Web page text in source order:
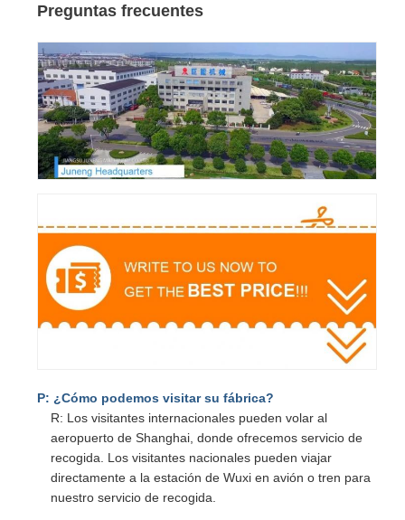
Preguntas frecuentes
P: ¿Cómo podemos visitar su fábrica?
R: Los visitantes internacionales pueden volar al
aeropuerto de Shanghai, donde ofrecemos servicio de
recogida. Los visitantes nacionales pueden viajar
directamente a la estación de Wuxi en avión o tren para
nuestro servicio de recogida.